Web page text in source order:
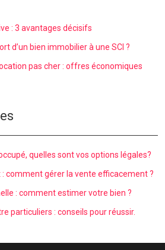
: 3 avantages décisifs
d’un bien immobilier à une SCI ?
pas cher : offres économiques
quelles sont vos options légales?
comment gérer la vente efficacement ?
: comment estimer votre bien ?
particuliers : conseils pour réussir.